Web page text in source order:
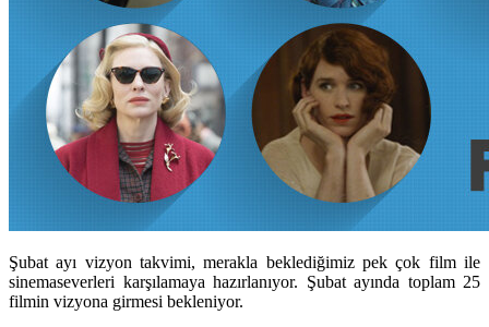
Şubat ayı vizyon takvimi, merakla beklediğimiz pek çok film ile
sinemaseverleri karşılamaya hazırlanıyor. Şubat ayında toplam 25
filmin vizyona girmesi bekleniyor.